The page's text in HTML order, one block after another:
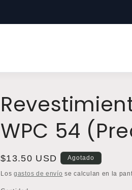
WPC 54
Precio
habitual
$13.50 USD Agotado
Los gastos de envío se calculan en la